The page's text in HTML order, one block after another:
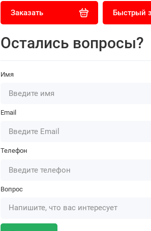
Заказать Быстрый
Остались вопросы?
Имя
Email
Телефон
Вопрос